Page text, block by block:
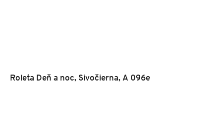
Roleta Deň a noc, Sivočierna, A 096e